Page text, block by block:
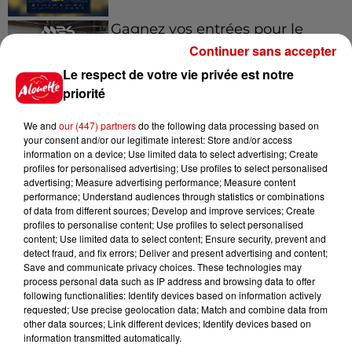
Gagnez vos entrées pour le
Musée du Sport Automobile au
Destination Vacances - Gagnez
votre séjour en famille au cœur
de la...
Podcasts Voir plus
Kelly Massol, figure
emblématique de
l'entrepreneuriat féminin
Le respect de votre vie privée est notre
priorité
We and our (447) partnersdo the following data processing based on
your consent and/or our legitimate interest: Store and/or access
information on a device; Use limited data to select advertising; Create
profiles for personalised advertising; Use profiles to select personalised
advertising; Measure advertising performance; Measure content
performance; Understand audiences through statistics or combinations
of data from different sources; Develop and improve services; Create
profiles to personalise content; Use profiles to select personalised
content; Use limited data to select content; Ensure security, prevent and
detect fraud, and fix errors; Deliver and present advertising and content;
Save and communicate privacy choices. These technologies may
process personal data such as IP address and browsing data to offer
following functionalities: Identify devices based on information actively
requested; Use precise geolocation data; Match and combine data from
other data sources; Link different devices; Identify devices based on
information transmitted automatically.
Continuer sans accepter